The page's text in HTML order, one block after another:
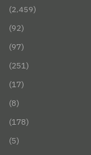
(2٬459)
(92)
(97)
(251)
(17)
(8)
(178)
(5)